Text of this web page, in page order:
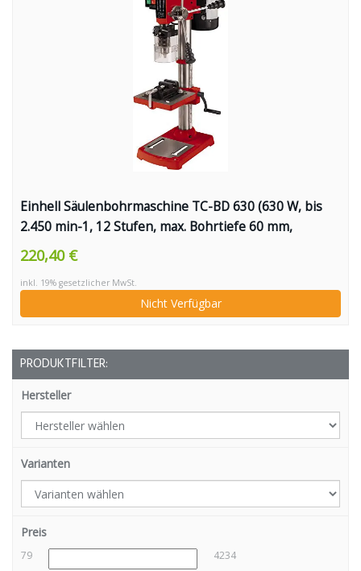
Einhell Säulenbohrmaschine TC-BD 630 (630 W, bis
2.450 min-1, 12 Stufen, max. Bohrtiefe 60 mm,
Zahnkranzfutter 1,5-16 mm, einstellbarer
Tiefenanschlag, neig-/drehbarer Bohrtisch inkl.
Schraubstock)
220,40 €
inkl. 19% gesetzlicher MwSt.
Nicht Verfügbar
PRODUKTFILTER:
Hersteller
Varianten
Preis
79 4234